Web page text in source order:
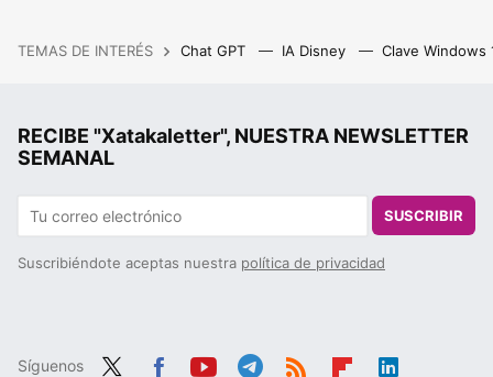
TEMAS DE INTERÉS Chat GPT IA Disney Clave Windows
RECIBE "Xatakaletter", NUESTRA NEWSLETTER
SEMANAL
SUSCRIBIR
Suscribiéndote aceptas nuestra política de privacidad
Síguenos